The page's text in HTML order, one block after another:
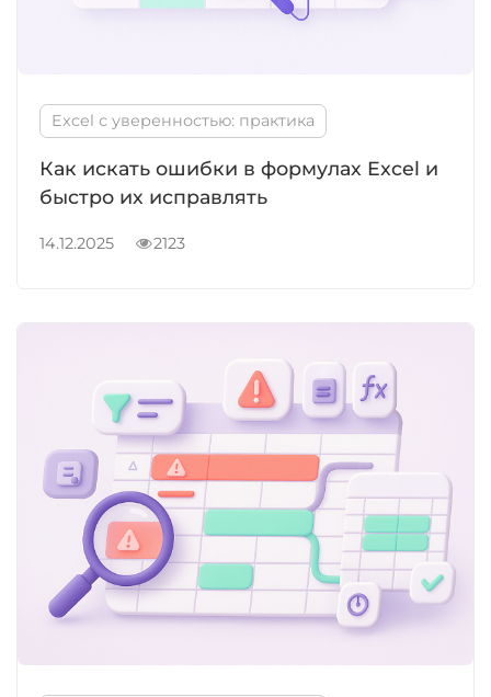
Excel с уверенностью: практика
Как искать ошибки в формулах Excel и
быстро их исправлять
14.12.2025 2123